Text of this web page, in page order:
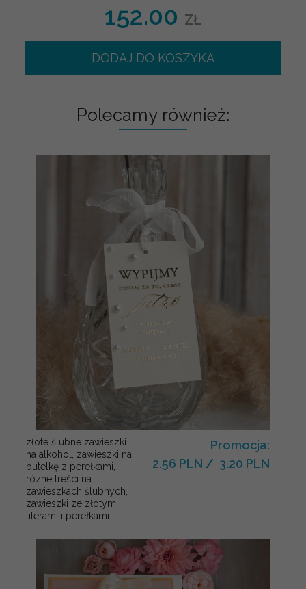
152.00 ZŁ
DODAJ DO KOSZYKA
Polecamy również:
złote ślubne zawieszki
na alkohol, zawieszki na
butelkę z perełkami,
rózne treści na
zawieszkach ślubnych,
zawieszki ze złotymi
literami i perełkami
Promocja:
2.56 PLN / 3.20 PLN